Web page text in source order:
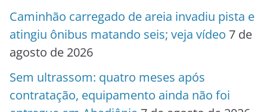
Caminhão carregado de areia invadiu pista e
atingiu ônibus matando seis; veja vídeo 7 de
agosto de 2026
Sem ultrassom: quatro meses após
contratação, equipamento ainda não foi